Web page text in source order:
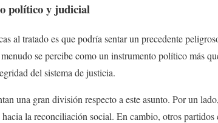
político y judicial
al tratado es que podría sentar un precedente
se percibe como un instrumento político más
del sistema de justicia.
una gran división respecto a este asunto. Por un
la reconciliación social. En cambio, otros